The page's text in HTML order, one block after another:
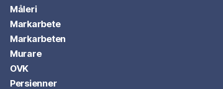
Måleri
Markarbete
Markarbeten
Murare
OVK
Persienner